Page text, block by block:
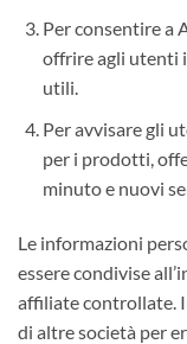
Per consentire a
offrire agli utenti
utili.
Per avvisare gli
per i prodotti,
minuto e nuovi
Le informazioni
essere condivise
affiliate controllate.
di altre società per